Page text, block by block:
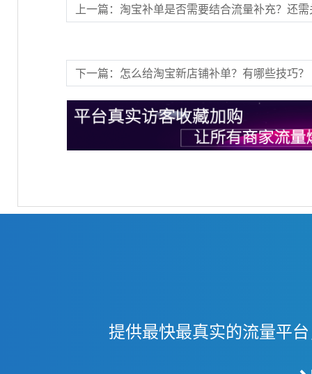
上一篇：淘宝补单是否需要结合流量补充？还
下一篇：怎么给淘宝新店铺补单？有哪些技巧？
提供最快最真实的流量平